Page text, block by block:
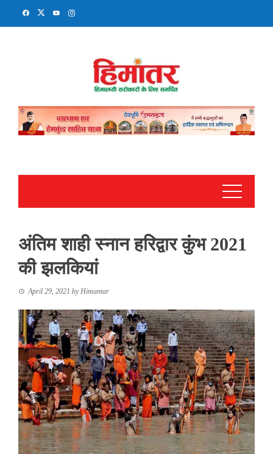
अंतिम शाही स्नान हरिद्वार कुंभ 2021
की झलकियां
April 29, 2021 byHimantar